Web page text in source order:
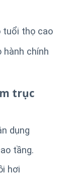
tuổi thọ cao
hành chính
trục
dụng
tầng.
hơi